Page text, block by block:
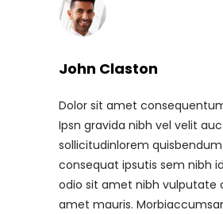
John Claston
Dolor sit amet
Ipsn gravida nibh vel velit
sollicitudinlorem
consequat ipsutis sem nibh
odio sit amet nibh vulputate
amet mauris.